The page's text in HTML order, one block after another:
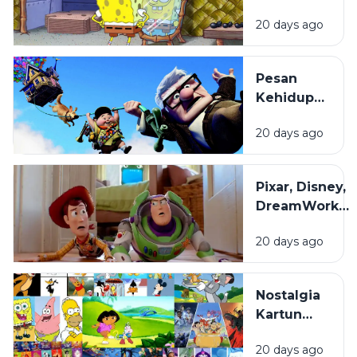
Dibuat
hingga
Mudah
Diingat?
20 days ago
Pesan
Kehidupan
Film
Animasi
Sering
Terlewat
20 days ago
Pixar, Disney,
DreamWorks,
Ghibli: Apa
yang
Gaya Animasi
Mereka
20 days ago
Nostalgia
Kartun
Kecil:
20 days ago